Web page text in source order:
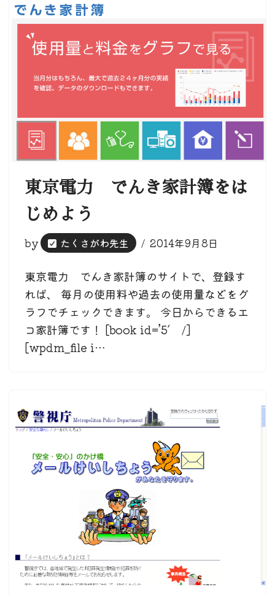
東京電力 でんき家計簿をは
じめよう
by たくさがわ先生 2014年9月8日
東京電力 でんき家計簿のサイトで、登録す
れば、 毎月の使用料や過去の使用量などをグ
ラフでチェックできます。 今日からできるエ
コ家計簿です！ [book id=’5′ /]
[wpdm_file i…